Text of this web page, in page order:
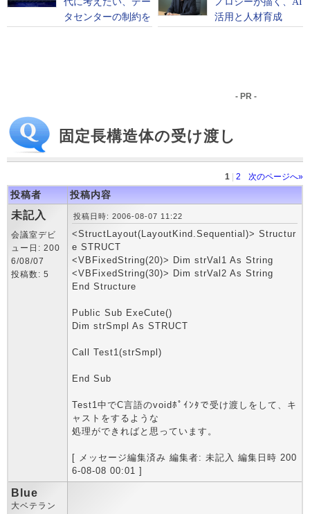
- PR -
固定長構造体の受け渡し
1 2 次のページへ»
投稿者 投稿内容
未記入
会議室デビ
ュー日: 200
6/08/07
投稿数: 5
投稿日時: 2006-08-07 11:22
<StructLayout(LayoutKind.Sequential)> Structur
e STRUCT
<VBFixedString(20)> Dim strVal1 As String
<VBFixedString(30)> Dim strVal2 As String
End Structure
Public Sub ExeCute()
Dim strSmpl As STRUCT
Call Test1(strSmpl)
End Sub
Test1中でC言語のvoidﾎﾟｲﾝﾀで受け渡しをして、キ
ャストをするような
処理ができればと思っています。
[ メッセージ編集済み 編集者: 未記入 編集日時 200
6-08-08 00:01 ]
Blue
大ベテラン